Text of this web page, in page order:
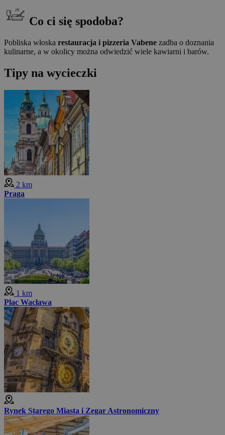
Co ci się spodoba?
Pobliska włoska restauracja i pizzeria Vabene zadba o doznania
kulinarne, a w okolicy można odwiedzić wiele kawiarni i barów.
Tipy na wycieczki
2 km
Praga
1 km
Plac Wacława
Rynek Starego Miasta i Zegar Astronomiczny